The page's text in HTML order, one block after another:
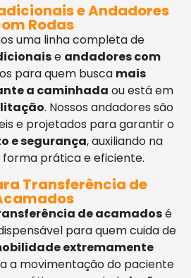
e Andadores
Rodas
uma linha completa de
e andadores com
para quem busca mais
a caminhada ou está em
. Nossos andadores são
e projetados para garantir o
e segurança, auxiliando na
forma prática e eficiente.
Transferência de
de acamadosé
para quem cuida de
extremamente
a movimentação do paciente